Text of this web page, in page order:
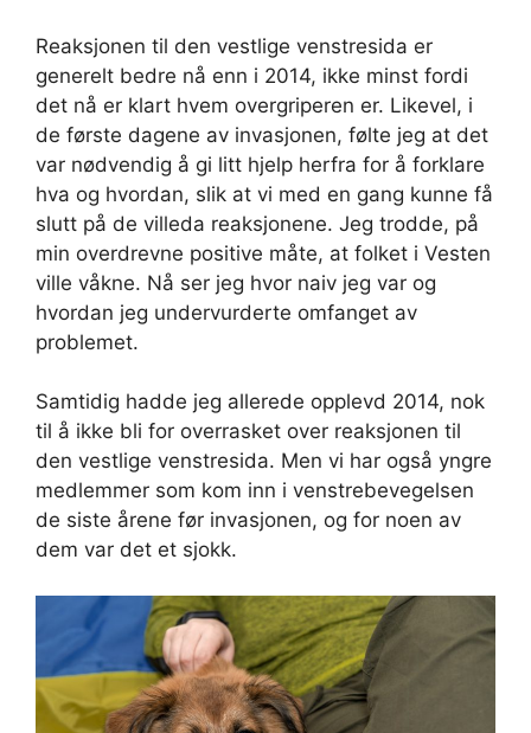
Reaksjonen til den vestlige venstresida er
generelt bedre nå enn i 2014, ikke minst fordi
det nå er klart hvem overgriperen er. Likevel, i
de første dagene av invasjonen, følte jeg at det
var nødvendig å gi litt hjelp herfra for å forklare
hva og hvordan, slik at vi med en gang kunne få
slutt på de villeda reaksjonene. Jeg trodde, på
min overdrevne positive måte, at folket i Vesten
ville våkne. Nå ser jeg hvor naiv jeg var og
hvordan jeg undervurderte omfanget av
problemet.
Samtidig hadde jeg allerede opplevd 2014, nok
til å ikke bli for overrasket over reaksjonen til
den vestlige venstresida. Men vi har også yngre
medlemmer som kom inn i venstrebevegelsen
de siste årene før invasjonen, og for noen av
dem var det et sjokk.